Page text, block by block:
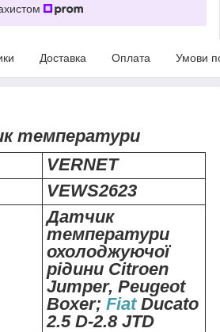
Доставка Оплата Умови
температури
VERNET
VEWS2623
Датчик
температури
охолоджуючої
рідини Citroen
Jumper, Peugeot
Boxer; FiatDucato
2.5 D-2.8 JTD